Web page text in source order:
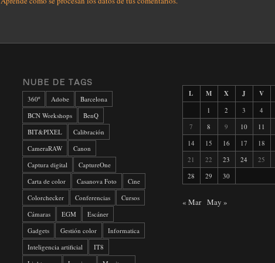
NUBE DE TAGS
360º Adobe
Barcelona
BCN Workshops
BenQ
BIT&PIXEL
Calibración
CameraRAW
Canon
Captura digital
CaptureOne
Carta de color
Casanova Foto
Cine
Colorchecker
Conferencias
Cursos
Cámaras
EGM
Escáner
Gadgets
Gestión color
Informatica
Inteligencia artificial
IT8
L
M X J V
1 2 3 4
7
8 9 10 11
14
15 16 17 18
21
22 23 24 25
28
29 30
« Mar May »